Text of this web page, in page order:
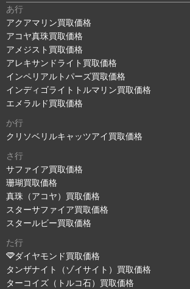
あ行
アクアマリン買取価格
アコヤ真珠買取価格
アメジスト買取価格
アレキサンドライト買取価格
インペリアルトパーズ買取価格
インディゴライトトルマリン買取価格
エメラルド買取価格
か行
クリソベリルキャッツアイ買取価格
さ行
サファイア買取価格
珊瑚買取価格
真珠（アコヤ）買取価格
スターサファイア買取価格
スタールビー買取価格
た行
ダイヤモンド買取価格
タンザナイト（ゾイサイト）買取価格
ターコイズ（トルコ石）買取価格